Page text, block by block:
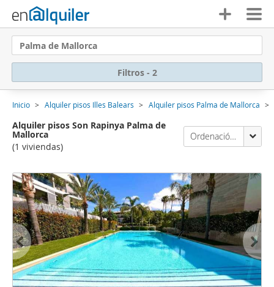
Palma de Mallorca
Filtros - 2
Inicio Alquiler pisos Illes Balears Alquiler pisos Palma de Mallorca
Alquiler pisos Son Rapinya Palma de
Mallorca
(1 viviendas)
Ordenación Enalquiler